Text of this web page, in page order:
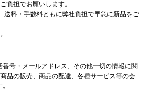
負担でお願いします。
料・手数料ともに弊社負担で早急に新品をご
号・メールアドレス、その他一切の情報に関
品の販売、商品の配達、各種サービス等の会